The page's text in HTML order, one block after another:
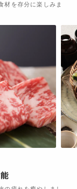
材を存分に楽しみま